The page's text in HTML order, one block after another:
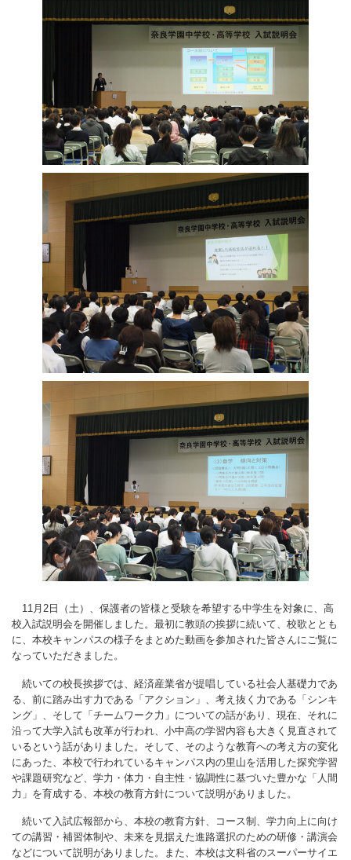
11月2日（土）、保護者の皆様と受験を希望する中学生を対象に、高
校入試説明会を開催しました。最初に教頭の挨拶に続いて、校歌ととも
に、本校キャンパスの様子をまとめた動画を参加された皆さんにご覧に
なっていただきました。
続いての校長挨拶では、経済産業省が提唱している社会人基礎力であ
る、前に踏み出す力である「アクション」、考え抜く力である「シンキ
ング」、そして「チームワーク力」についての話があり、現在、それに
沿って大学入試も改革が行われ、小中高の学習内容も大きく見直されて
いるという話がありました。そして、そのような教育への考え方の変化
にあった、本校で行われているキャンパス内の里山を活用した探究学習
や課題研究など、学力・体力・自主性・協調性に基づいた豊かな「人間
力」を育成する、本校の教育方針について説明がありました。
続いて入試広報部から、本校の教育方針、コース制、学力向上に向け
ての講習・補習体制や、未来を見据えた進路選択のための研修・講演会
などについて説明がありました。また、本校は文科省のスーパーサイエ